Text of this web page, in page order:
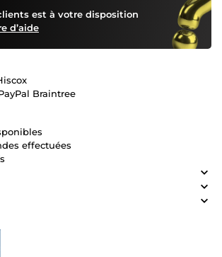
est à votre disposition
d’aide
Braintree
effectuées